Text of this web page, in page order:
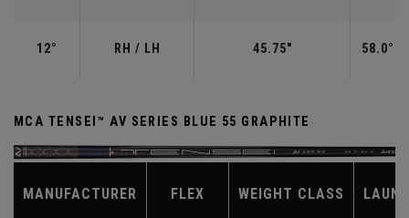
12° RH / LH 45.75" 58.0°
MCA TENSEI™ AV SERIES BLUE 55 GRAPHITE
MANUFACTURER FLEX WEIGHT CLASS